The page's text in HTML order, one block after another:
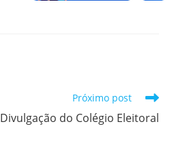
Próximo post
Divulgação do Colégio Eleitoral